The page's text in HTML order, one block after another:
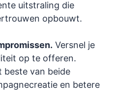
uitstraling die
opbouwt.
Versnel je
op te offeren.
beste van beide
en betere